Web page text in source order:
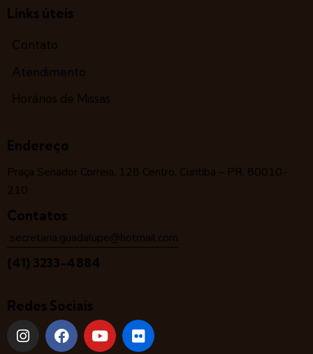
Links úteis
Contato
Atendimento
Horários de Missas
Endereço
Praça Senador Correia, 128 Centro, Curitiba – PR, 80010-
210
Contatos
secretaria.guadalupe@hotmail.com
(41) 3233-4884
Redes Sociais